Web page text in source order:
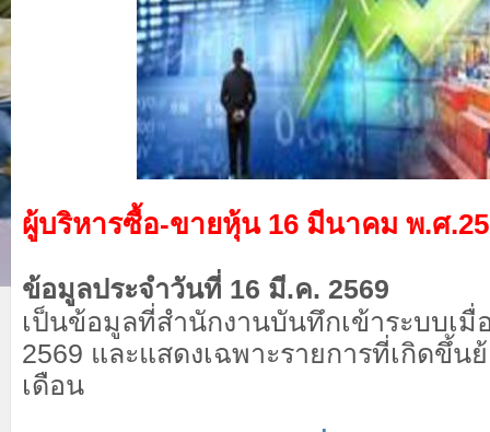
ผู้บริหารซื้อ-ขายหุ้น 16 มีนาคม พ.ศ
ข้อมูลประจำวันที่ 16 มี.ค. 2569
เป็นข้อมูลที่สำนักงานบันทึกเข้าระบบเ
2569 และแสดงเฉพาะรายการที่เกิดขึ้น
เดือน